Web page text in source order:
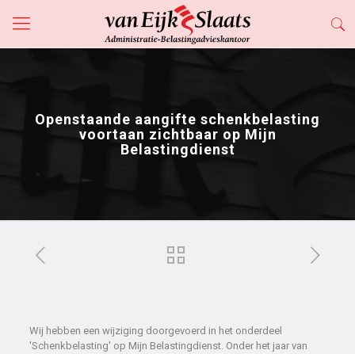
Openstaande aangifte schenkbelasting
voortaan zichtbaar op Mijn
Belastingdienst
Wij hebben een wijziging doorgevoerd in het onderdeel
'Schenkbelasting' op Mijn Belastingdienst. Onder het jaar van